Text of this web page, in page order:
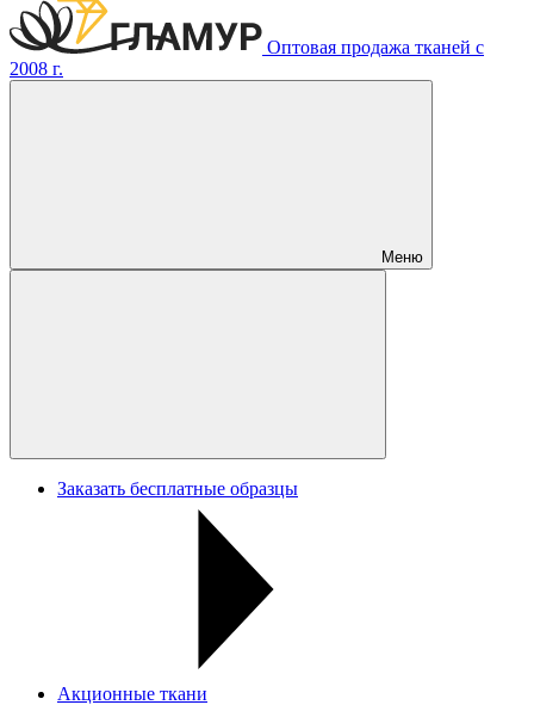
Оптовая продажа тканей с
2008 г.
Меню
Заказать бесплатные образцы
Акционные ткани